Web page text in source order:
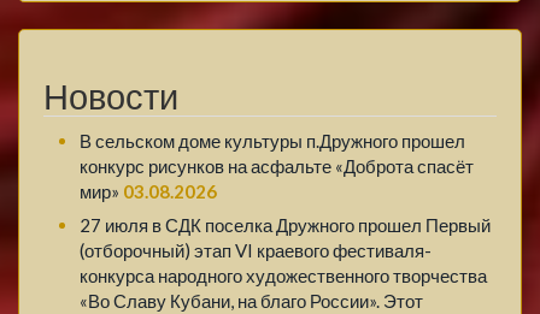
Новости
В сельском доме культуры п.Дружного прошел
конкурс рисунков на асфальте «Доброта спасёт
мир» 03.08.2026
27 июля в СДК поселка Дружного прошел Первый
(отборочный) этап VI краевого фестиваля-
конкурса народного художественного творчества
«Во Славу Кубани, на благо России». Этот